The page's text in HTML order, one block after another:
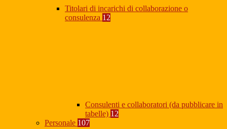
Titolari di incarichi di collaborazione o
consulenza 12
Consulenti e collaboratori (da pubblicare in
tabelle) 12
Personale 107